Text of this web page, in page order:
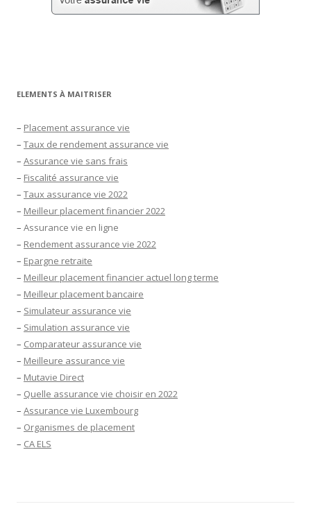
ELEMENTS À MAITRISER
– Placement assurance vie
– Taux de rendement assurance vie
– Assurance vie sans frais
– Fiscalité assurance vie
– Taux assurance vie 2022
– Meilleur placement financier 2022
– Assurance vie en ligne
– Rendement assurance vie 2022
– Epargne retraite
– Meilleur placement financier actuel long terme
– Meilleur placement bancaire
– Simulateur assurance vie
– Simulation assurance vie
– Comparateur assurance vie
– Meilleure assurance vie
– Mutavie Direct
– Quelle assurance vie choisir en 2022
– Assurance vie Luxembourg
– Organismes de placement
– CA ELS